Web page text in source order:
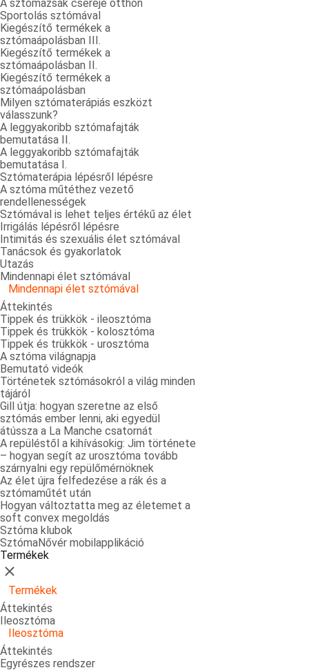
A sztómazsák cseréje otthon
Sportolás sztómával
Kiegészítő termékek a
sztómaápolásban III.
Kiegészítő termékek a
sztómaápolásban II.
Kiegészítő termékek a
sztómaápolásban
Milyen sztómaterápiás eszközt
válasszunk?
A leggyakoribb sztómafajták
bemutatása II.
A leggyakoribb sztómafajták
bemutatása I.
Sztómaterápia lépésről lépésre
A sztóma műtéthez vezető
rendellenességek
Sztómával is lehet teljes értékű az élet
Irrigálás lépésről lépésre
Intimitás és szexuális élet sztómával
Tanácsok és gyakorlatok
Utazás
Mindennapi élet sztómával
Mindennapi élet sztómával
Áttekintés
Tippek és trükkök - ileosztóma
Tippek és trükkök - kolosztóma
Tippek és trükkök - urosztóma
A sztóma világnapja
Bemutató videók
Történetek sztómásokról a világ minden
tájáról
Gill útja: hogyan szeretne az első
sztómás ember lenni, aki egyedül
átússza a La Manche csatornát
A repüléstől a kihívásokig: Jim története
– hogyan segít az urosztóma tovább
szárnyalni egy repülőmérnöknek
Az élet újra felfedezése a rák és a
sztómaműtét után
Hogyan változtatta meg az életemet a
soft convex megoldás
Sztóma klubok
SztómaNővér mobilapplikáció
Termékek
Bezárás
Termékek
Áttekintés
Ileosztóma
Ileosztóma
Áttekintés
Egyrészes rendszer